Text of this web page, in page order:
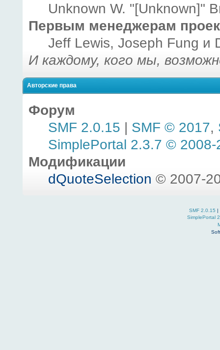
Unknown W. "[Unknown]"
Первым менеджерам
Jeff Lewis, Joseph Fung и
И каждому, кого мы,
Авторские права
Форум
SMF 2.0.15 | SMF © 2017,
SimplePortal 2.3.7 ©
Модификации
dQuoteSelection © 2007-
SMF 2.0.15 |
SimplePortal